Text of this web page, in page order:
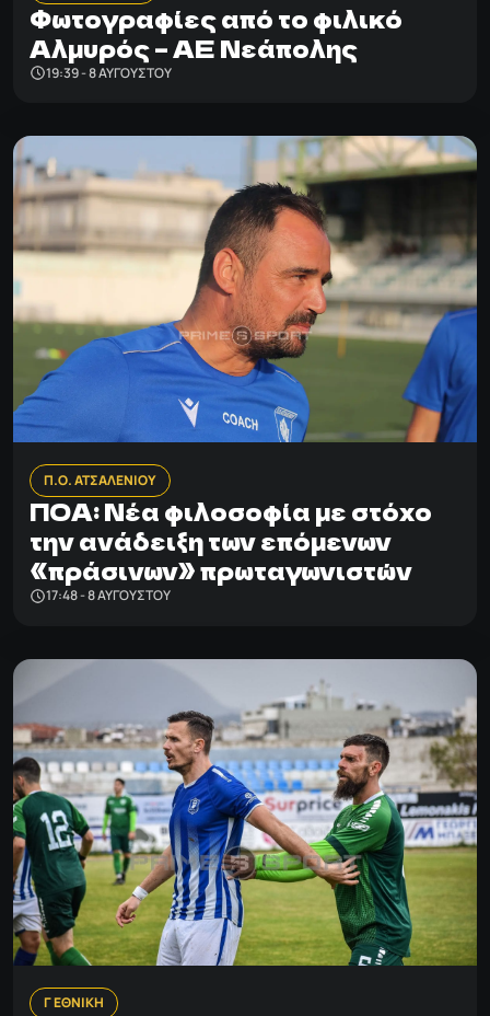
Φωτογραφίες από το φιλικό
Αλμυρός – ΑΕ Νεάπολης
19:39 - 8 ΑΥΓΟΎΣΤΟΥ
Π.Ο. ΑΤΣΑΛΕΝΙΟΥ
ΠΟΑ: Νέα φιλοσοφία με στόχο
την ανάδειξη των επόμενων
«πράσινων» πρωταγωνιστών
17:48 - 8 ΑΥΓΟΎΣΤΟΥ
Γ ΕΘΝΙΚΗ